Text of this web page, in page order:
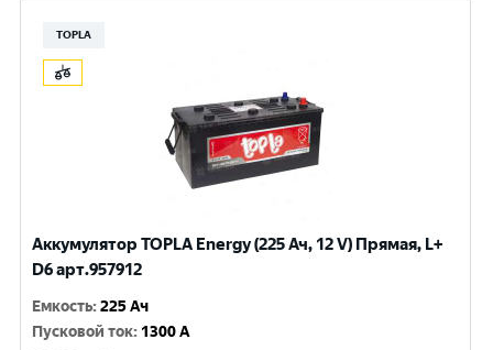
TOPLA
Аккумулятор TOPLA Energy (225 Ач, 12 V) Прямая, L+
D6 арт.957912
Емкость:225 Ач
Пусковой ток: 1300 A